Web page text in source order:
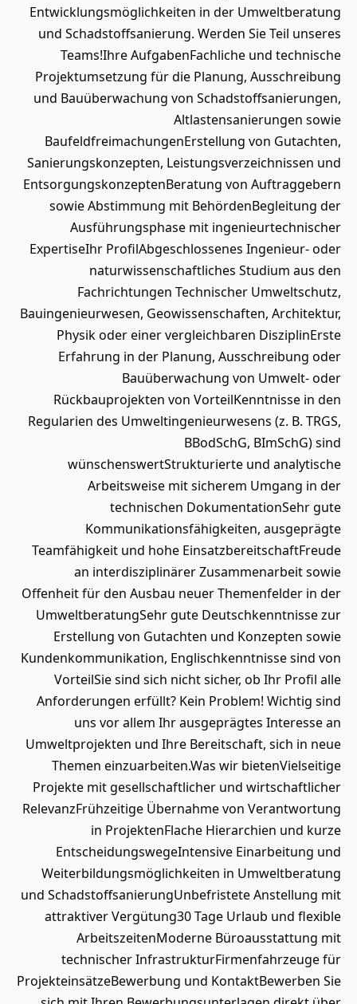
Entwicklungsmöglichkeiten in der Umweltberatung
und Schadstoffsanierung. Werden Sie Teil unseres
Teams!Ihre AufgabenFachliche und technische
Projektumsetzung für die Planung, Ausschreibung
und Bauüberwachung von Schadstoffsanierungen,
Altlastensanierungen sowie
BaufeldfreimachungenErstellung von Gutachten,
Sanierungskonzepten, Leistungsverzeichnissen und
EntsorgungskonzeptenBeratung von Auftraggebern
sowie Abstimmung mit BehördenBegleitung der
Ausführungsphase mit ingenieurtechnischer
ExpertiseIhr ProfilAbgeschlossenes Ingenieur- oder
naturwissenschaftliches Studium aus den
Fachrichtungen Technischer Umweltschutz,
Bauingenieurwesen, Geowissenschaften, Architektur,
Physik oder einer vergleichbaren DisziplinErste
Erfahrung in der Planung, Ausschreibung oder
Bauüberwachung von Umwelt- oder
Rückbauprojekten von VorteilKenntnisse in den
Regularien des Umweltingenieurwesens (z. B. TRGS,
BBodSchG, BImSchG) sind
wünschenswertStrukturierte und analytische
Arbeitsweise mit sicherem Umgang in der
technischen DokumentationSehr gute
Kommunikationsfähigkeiten, ausgeprägte
Teamfähigkeit und hohe EinsatzbereitschaftFreude
an interdisziplinärer Zusammenarbeit sowie
Offenheit für den Ausbau neuer Themenfelder in der
UmweltberatungSehr gute Deutschkenntnisse zur
Erstellung von Gutachten und Konzepten sowie
Kundenkommunikation, Englischkenntnisse sind von
VorteilSie sind sich nicht sicher, ob Ihr Profil alle
Anforderungen erfüllt? Kein Problem! Wichtig sind
uns vor allem Ihr ausgeprägtes Interesse an
Umweltprojekten und Ihre Bereitschaft, sich in neue
Themen einzuarbeiten.Was wir bietenVielseitige
Projekte mit gesellschaftlicher und wirtschaftlicher
RelevanzFrühzeitige Übernahme von Verantwortung
in ProjektenFlache Hierarchien und kurze
EntscheidungswegeIntensive Einarbeitung und
Weiterbildungsmöglichkeiten in Umweltberatung
und SchadstoffsanierungUnbefristete Anstellung mit
attraktiver Vergütung30 Tage Urlaub und flexible
ArbeitszeitenModerne Büroausstattung mit
technischer InfrastrukturFirmenfahrzeuge für
ProjekteinsätzeBewerbung und KontaktBewerben Sie